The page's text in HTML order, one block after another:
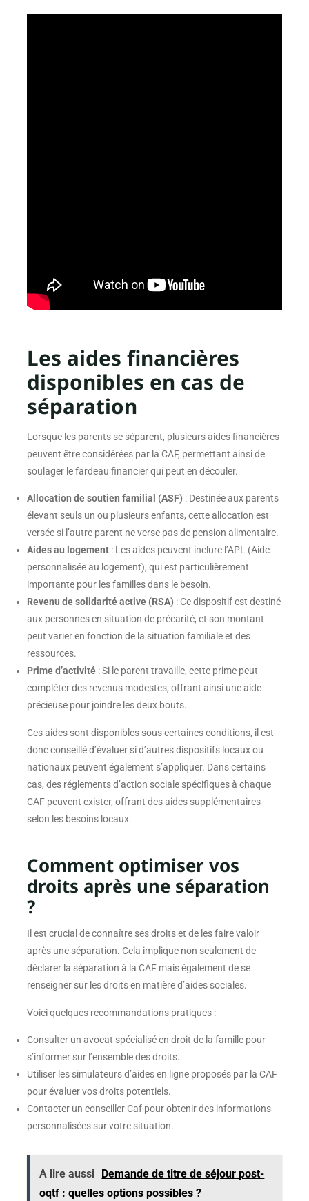
Les aides financières
disponibles en cas de
séparation
Lorsque les parents se séparent, plusieurs aides financières
peuvent être considérées par la CAF, permettant ainsi de
soulager le fardeau financier qui peut en découler.
Allocation de soutien familial (ASF) : Destinée aux parents
élevant seuls un ou plusieurs enfants, cette allocation est
versée si l’autre parent ne verse pas de pension alimentaire.
Aides au logement: Les aides peuvent inclure l’APL (Aide
personnalisée au logement), qui est particulièrement
importante pour les familles dans le besoin.
Revenu de solidarité active (RSA) : Ce dispositif est destiné
aux personnes en situation de précarité, et son montant
peut varier en fonction de la situation familiale et des
ressources.
Prime d’activité: Si le parent travaille, cette prime peut
compléter des revenus modestes, offrant ainsi une aide
précieuse pour joindre les deux bouts.
Ces aides sont disponibles sous certaines conditions, il est
donc conseillé d’évaluer si d’autres dispositifs locaux ou
nationaux peuvent également s’appliquer. Dans certains
cas, des réglements d’action sociale spécifiques à chaque
CAF peuvent exister, offrant des aides supplémentaires
selon les besoins locaux.
Comment optimiser vos
droits après une séparation
?
Il est crucial de connaître ses droits et de les faire valoir
après une séparation. Cela implique non seulement de
déclarer la séparation à la CAF mais également de se
renseigner sur les droits en matière d’aides sociales.
Voici quelques recommandations pratiques :
Consulter un avocat spécialisé en droit de la famille pour
s’informer sur l’ensemble des droits.
Utiliser les simulateurs d’aides en ligne proposés par la CAF
pour évaluer vos droits potentiels.
Contacter un conseiller Caf pour obtenir des informations
personnalisées sur votre situation.
A lire aussi
Demande de titre de séjour post-
oqtf : quelles options possibles ?